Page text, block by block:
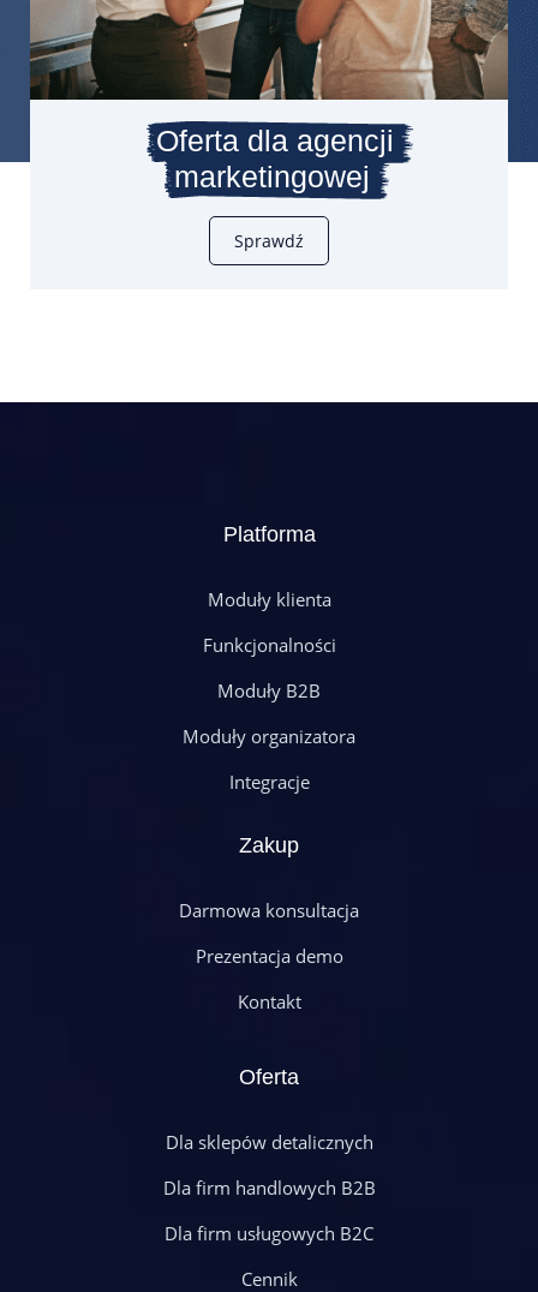
Oferta dla agencji
marketingowej
Sprawdź
Platforma
Moduły klienta
Funkcjonalności
Moduły B2B
Moduły organizatora
Integracje
Zakup
Darmowa konsultacja
Prezentacja demo
Kontakt
Oferta
Dla sklepów detalicznych
Dla firm handlowych B2B
Dla firm usługowych B2C
Cennik